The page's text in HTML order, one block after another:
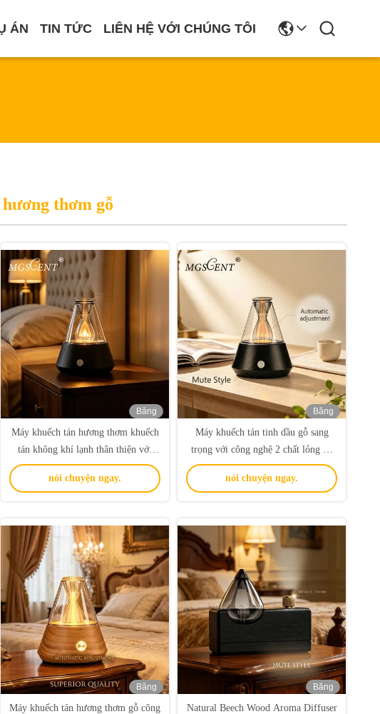
ÁN TIN TỨC LIÊN HỆ VỚI CHÚNG TÔI
thơm gỗ
Băng
hình
Máy khuếch tán hương thơm khuếch
tán không khí lạnh thân thiện với
môi trường với thiết kế có thể tùy
chỉnh cho văn phòng và liệu pháp
nói chuyện ngay.
Băng
Máy khuếch tán tinh dầu gỗ sang
trọng với công nghệ 2 chất lỏng và
khuếch tán khí lạnh cho tuổi thọ
8000 giờ
nói chuyện ngay.
Băng
Máy khuếch tán hương thơm gỗ công
Băng
Natural Beech Wood Aroma Diffuser